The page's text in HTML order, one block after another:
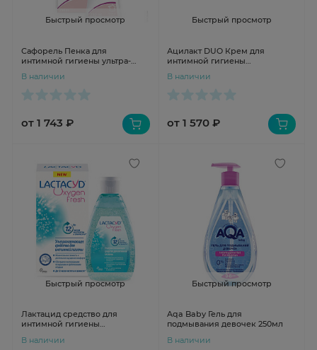
Быстрый просмотр
Сафорель Пенка для
интимной гигиены ультра-
В наличии
от 1 743 ₽
Быстрый просмотр
Ацилакт DUO Крем для
интимной гигиены
В наличии
от 1 570 ₽
Быстрый просмотр
Лактацид средство для
интимной гигиены
OXYGEN FRESH 200мл
В наличии
Быстрый просмотр
Aqa Baby Гель для
подмывания девочек 250мл
В наличии